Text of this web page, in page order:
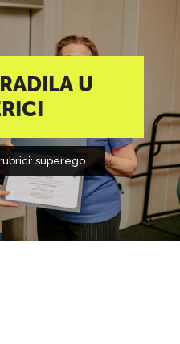
U
superego